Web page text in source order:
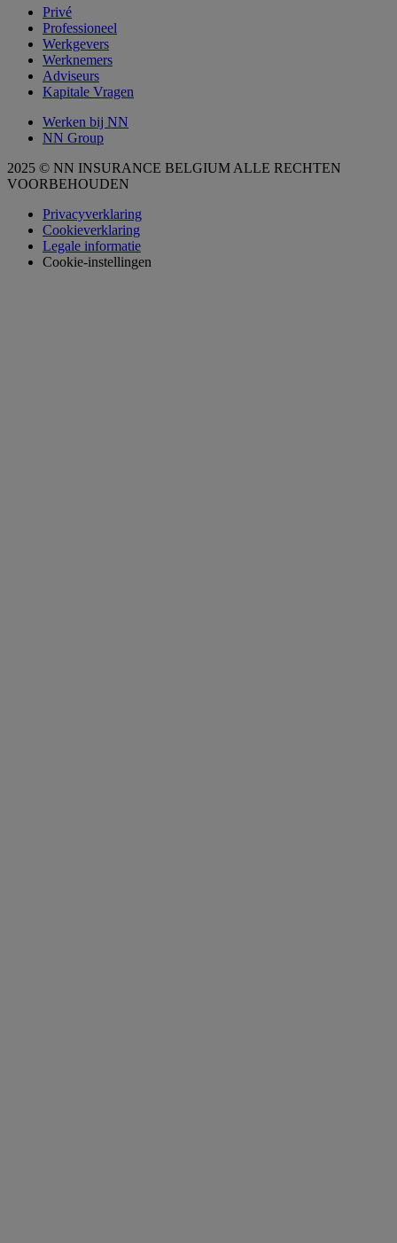
Privé
Professioneel
Werkgevers
Werknemers
Adviseurs
Kapitale Vragen
Werken bij NN
NN Group
2025 © NN INSURANCE BELGIUM ALLE RECHTEN
VOORBEHOUDEN
Privacyverklaring
Cookieverklaring
Legale informatie
Cookie-instellingen